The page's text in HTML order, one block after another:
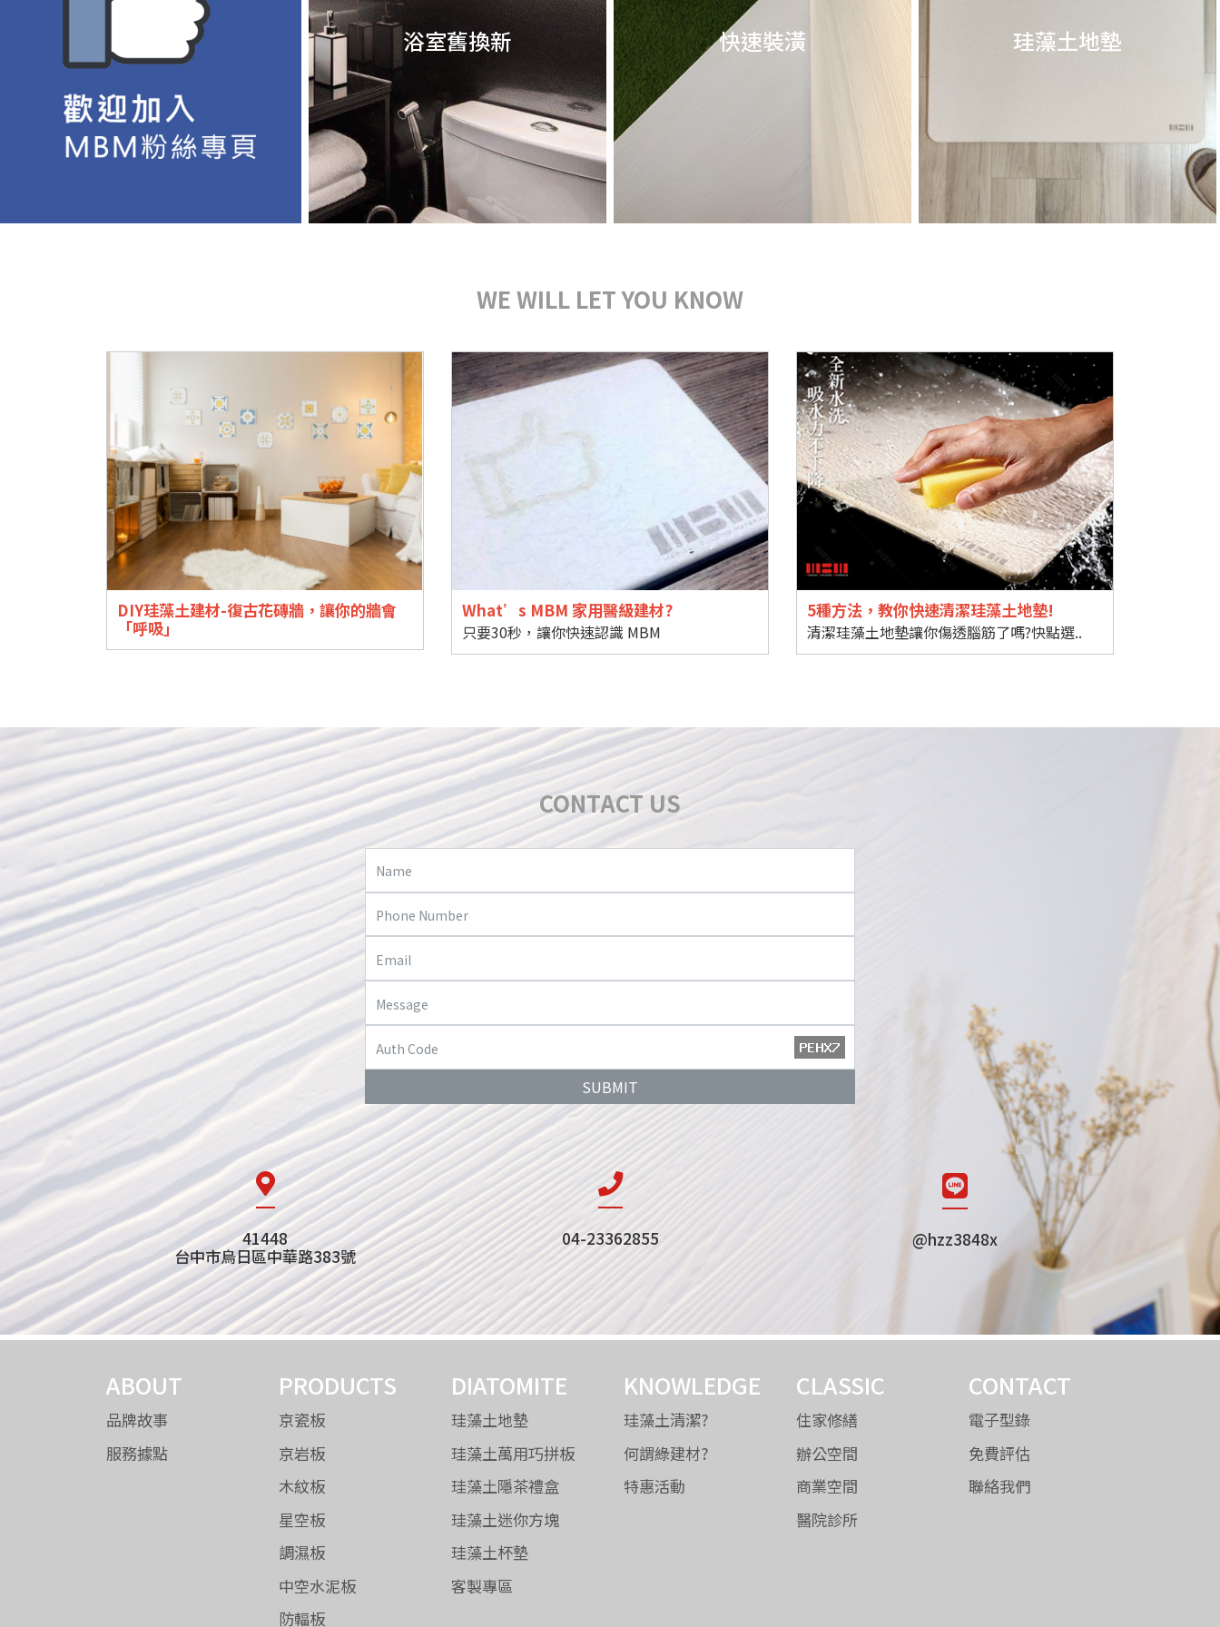
浴室舊換新 快速裝潢 珪藻土地墊
WE WILL LET YOU KNOW
DIY珪藻土建材-復古花磚牆，讓你的牆會
「呼吸」
What’s MBM 家用醫級建材?
只要30秒，讓你快速認識 MBM
5種方法，教你快速清潔珪藻土地墊!
清潔珪藻土地墊讓你傷透腦筋了嗎?快點選..
CONTACT US
SUBMIT
41448
台中市烏日區中華路383號
04-23362855 @hzz3848x
ABOUT
品牌故事
服務據點
PRODUCTS
京瓷板
京岩板
木紋板
星空板
調濕板
中空水泥板
防輻板
DIATOMITE
珪藻土地墊
珪藻土萬用巧拼板
珪藻土隱茶禮盒
珪藻土迷你方塊
珪藻土杯墊
客製專區
KNOWLEDGE
珪藻土清潔?
何謂綠建材?
特惠活動
CLASSIC
住家修繕
辦公空間
商業空間
醫院診所
CONTACT
電子型錄
免費評估
聯絡我們